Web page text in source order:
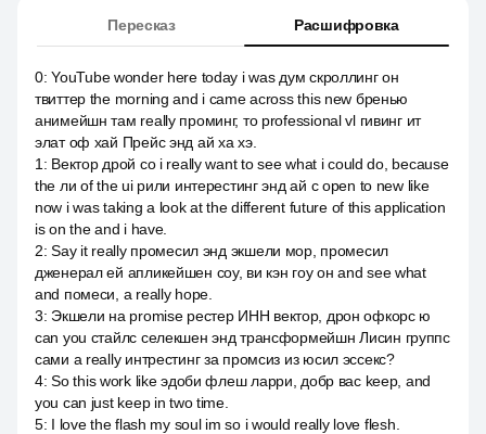
Пересказ Расшифровка
0:YouTube wonder here today i was дум скроллинг он
твиттер the morning and i came across this new бренью
анимейшн там really проминг, то professional vl гивинг ит
элат оф хай Прейс энд ай ха хэ.
1 : Вектор дрой со i really want to see what i could do, because
the ли of the ui рили интерестинг энд ай с open to new like
now i was taking a look at the different future of this application
is on the and i have.
2:Say it really промесил энд экшели мор, промесил
дженерал ей апликейшен соу, ви кэн гоу он and see what
and помеси, а really hope.
3: Экшели на promise рестер ИНН вектор, дрон офкорс ю
can you стайлс селекшен энд трансформейшн Лисин группс
сами a really интрестинг за промсиз из юсил эссекс?
4:So this work like эдоби флеш ларри, добр вас keep, and
you can just keep in two time.
5: I love the flash my soul im so i would really love flesh.